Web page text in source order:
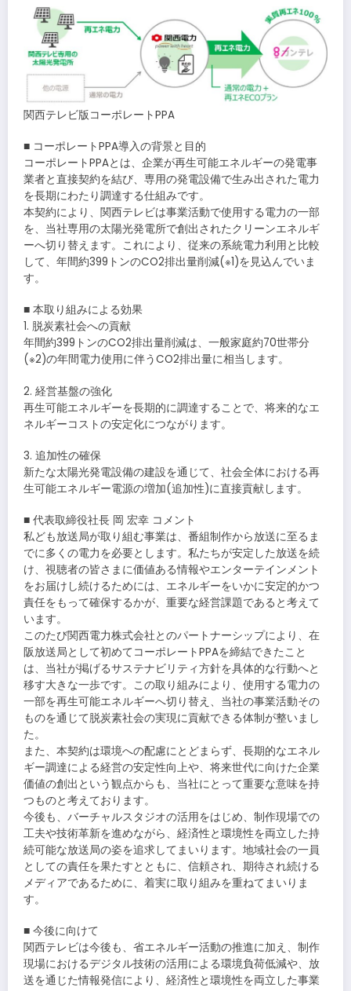
関西テレビ版コーポレートPPA
■ コーポレートPPA導入の背景と目的
コーポレートPPAとは、企業が再生可能エネルギーの発電事
業者と直接契約を結び、専用の発電設備で生み出された電力
を長期にわたり調達する仕組みです。
本契約により、関西テレビは事業活動で使用する電力の一部
を、当社専用の太陽光発電所で創出されたクリーンエネルギ
ーへ切り替えます。これにより、従来の系統電力利用と比較
して、年間約399トンのCO2排出量削減(※1)を見込んでいま
す。
■ 本取り組みによる効果
1. 脱炭素社会への貢献
年間約399トンのCO2排出量削減は、一般家庭約70世帯分
(※2)の年間電力使用に伴うCO2排出量に相当します。
2. 経営基盤の強化
再生可能エネルギーを長期的に調達することで、将来的なエ
ネルギーコストの安定化につながります。
3. 追加性の確保
新たな太陽光発電設備の建設を通じて、社会全体における再
生可能エネルギー電源の増加(追加性)に直接貢献します。
■ 代表取締役社長 岡 宏幸 コメント
私ども放送局が取り組む事業は、番組制作から放送に至るま
でに多くの電力を必要とします。私たちが安定した放送を続
け、視聴者の皆さまに価値ある情報やエンターテインメント
をお届けし続けるためには、エネルギーをいかに安定的かつ
責任をもって確保するかが、重要な経営課題であると考えて
います。
このたび関西電力株式会社とのパートナーシップにより、在
阪放送局として初めてコーポレートPPAを締結できたこと
は、当社が掲げるサステナビリティ方針を具体的な行動へと
移す大きな一歩です。この取り組みにより、使用する電力の
一部を再生可能エネルギーへ切り替え、当社の事業活動その
ものを通じて脱炭素社会の実現に貢献できる体制が整いまし
た。
また、本契約は環境への配慮にとどまらず、長期的なエネル
ギー調達による経営の安定性向上や、将来世代に向けた企業
価値の創出という観点からも、当社にとって重要な意味を持
つものと考えております。
今後も、バーチャルスタジオの活用をはじめ、制作現場での
工夫や技術革新を進めながら、経済性と環境性を両立した持
続可能な放送局の姿を追求してまいります。地域社会の一員
としての責任を果たすとともに、信頼され、期待され続ける
メディアであるために、着実に取り組みを重ねてまいりま
す。
■ 今後に向けて
関西テレビは今後も、省エネルギー活動の推進に加え、制作
現場におけるデジタル技術の活用による環境負荷低減や、放
送を通じた情報発信により、経済性と環境性を両立した事業